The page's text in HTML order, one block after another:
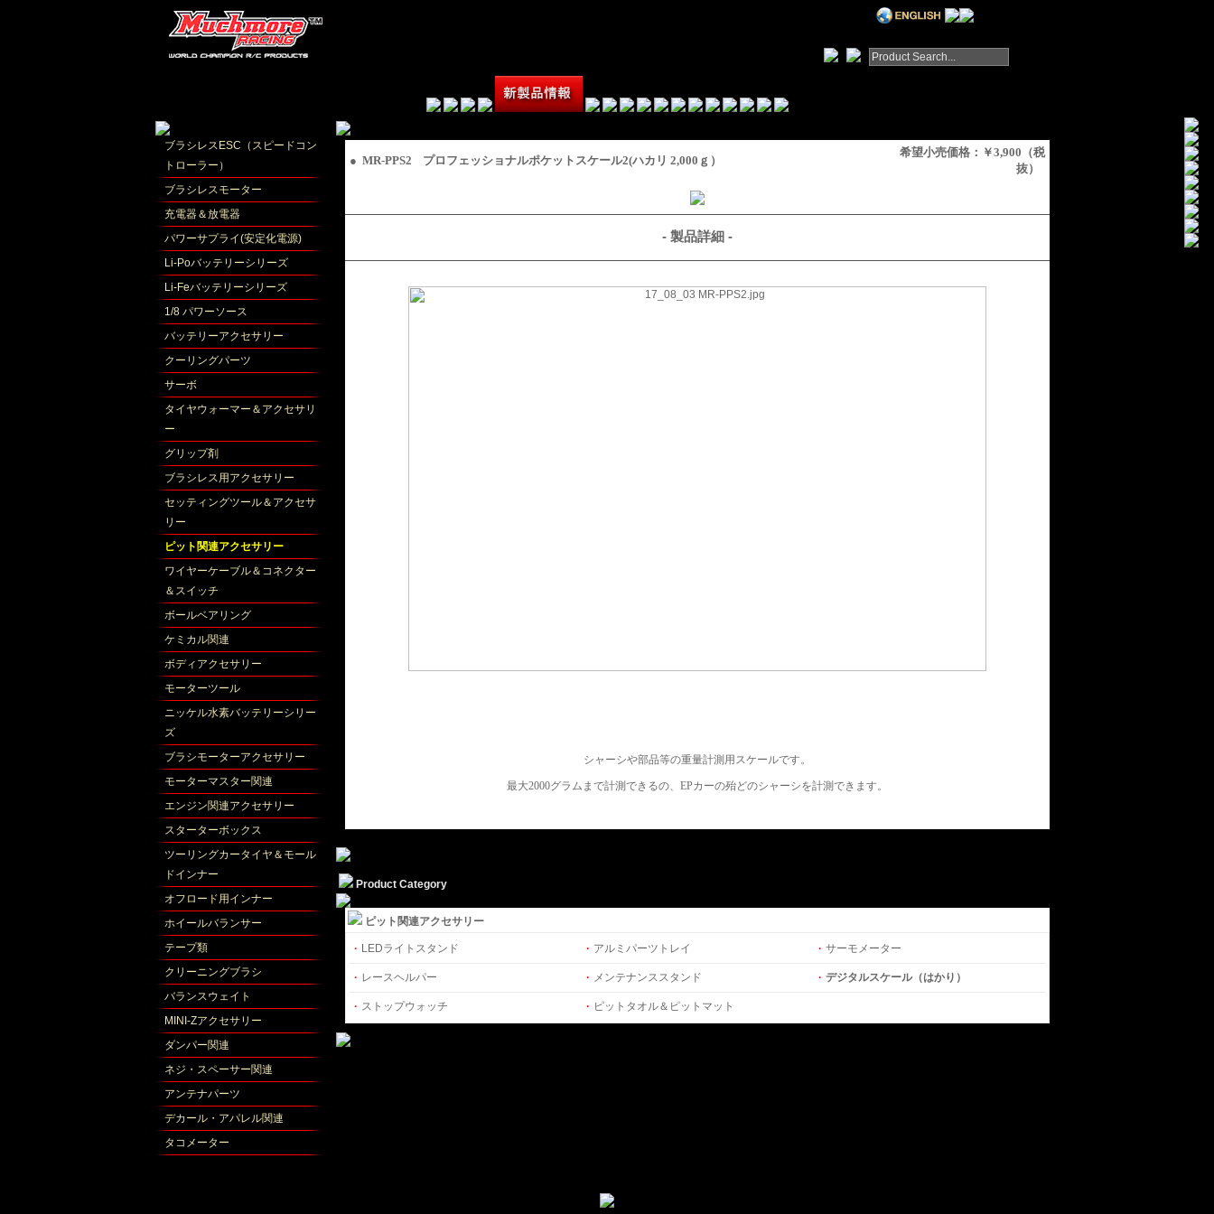
ブラシレスESC（スピードコン
トローラー）
ブラシレスモーター
充電器＆放電器
パワーサプライ(安定化電源)
Li-Poバッテリーシリーズ
Li-Feバッテリーシリーズ
1/8 パワーソース
バッテリーアクセサリー
クーリングパーツ
サーボ
タイヤウォーマー＆アクセサリ
ー
グリップ剤
ブラシレス用アクセサリー
セッティングツール＆アクセサ
リー
ピット関連アクセサリー
ワイヤーケーブル＆コネクター
＆スイッチ
ボールベアリング
ケミカル関連
ボディアクセサリー
モーターツール
ニッケル水素バッテリーシリー
ズ
ブラシモーターアクセサリー
モーターマスター関連
エンジン関連アクセサリー
スターターボックス
ツーリングカータイヤ＆モール
ドインナー
オフロード用インナー
ホイールバランサー
テープ類
クリーニングブラシ
バランスウェイト
MINI-Zアクセサリー
ダンパー関連
ネジ・スペーサー関連
アンテナパーツ
デカール・アパレル関連
タコメーター
● MR-PPS2 プロフェッショナルポケットスケール2(ハカリ 2,000ｇ）
希望小売価格：￥3,900（税
抜）
- 製品詳細 -
シャーシや部品等の重量計測用スケールです。
最大2000グラムまで計測できるの、EPカーの殆どのシャーシを計測できます。
Product Category
ピット関連アクセサリー
· LEDライトスタンド · アルミパーツトレイ · サーモメーター
· レースヘルパー · メンテナンススタンド · デジタルスケール（はかり）
· ストップウォッチ · ピットタオル＆ピットマット